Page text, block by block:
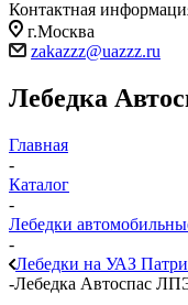
Контактная
г.Москва
zakazzz@uazzz.ru
Лебедка
Главная
-
Каталог
-
Лебедки
-
Лебедки на УАЗ
-Лебедка Автоспас